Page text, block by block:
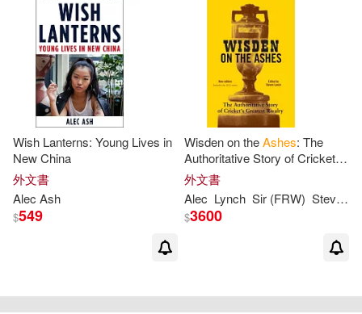
可港澳店取(6)
可新加坡店取(6)
可菲律賓店取(6)
其他
作者/演唱/譯/編/繪(1)
Wish Lanterns: Young Lives in
New China
外文書
Alec Ash
$549
Wisden on theAshes: The
Authoritative Story of Cricket’s
Greatest Rivalry, Updated to
Include the 2015 Series
外文書
Alec Lynch Sir (FRW) Steven (EDT)/ Bedser
$3600